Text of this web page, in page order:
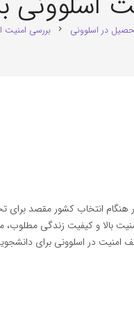
در اسلوونی chevron_right بررسی امنیت
هنگام انتخاب کشور مقصد برای
بالا و کیفیت زندگی
امنیت در اسلوونی برای